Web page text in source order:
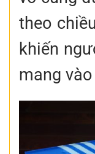
theo
khiến
mang